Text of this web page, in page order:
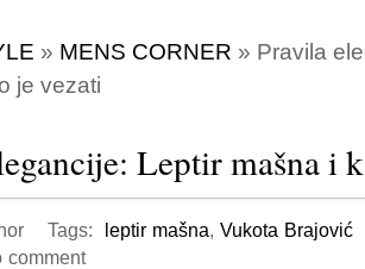
» MENS CORNER » Pravila
je vezati
Leptir mašna i
Tags: leptir mašna, Vukota Brajović